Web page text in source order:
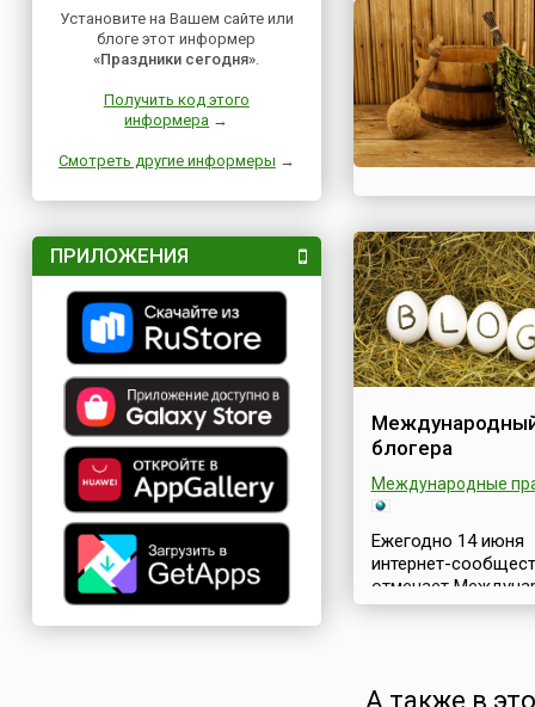
Установите на Вашем сайте или
блоге этот информер
«Праздники сегодня».
Получить код этого
информера →
Смотреть другие информеры →
ПРИЛОЖЕНИЯ
блогера
Международные
Ежегодно 14 июня
интернет-
отмечает
день блогера
посвященный
А также в